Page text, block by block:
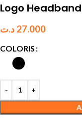
Logo Headband
27.000 د.ت
COLORIS